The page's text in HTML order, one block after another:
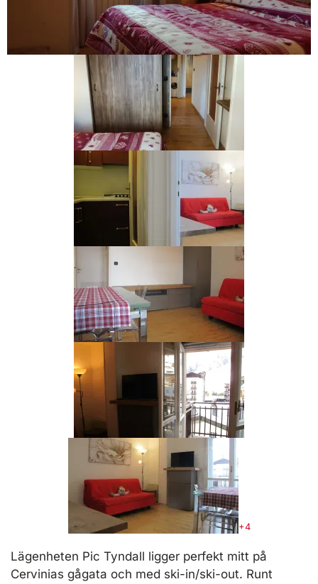
+4
Lägenheten Pic Tyndall ligger perfekt mitt på
Cervinias gågata och med ski-in/ski-out. Runt